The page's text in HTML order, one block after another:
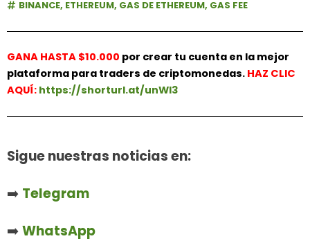
BINANCE, ETHEREUM, GAS DE ETHEREUM, GAS FEE
GANA HASTA $10.000 por crear tu cuenta en la mejor
plataforma para traders de criptomonedas. HAZ CLIC
AQUÍ: https://shorturl.at/unWl3
Sigue nuestras noticias en:
➡️ Telegram
➡️WhatsApp